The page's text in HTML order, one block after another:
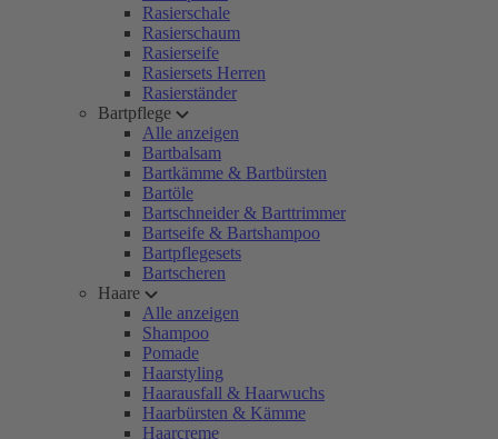
Rasierschale
Rasierschaum
Rasierseife
Rasiersets Herren
Rasierständer
Bartpflege
Alle anzeigen
Bartbalsam
Bartkämme & Bartbürsten
Bartöle
Bartschneider & Barttrimmer
Bartseife & Bartshampoo
Bartpflegesets
Bartscheren
Haare
Alle anzeigen
Shampoo
Pomade
Haarstyling
Haarausfall & Haarwuchs
Haarbürsten & Kämme
Haarcreme